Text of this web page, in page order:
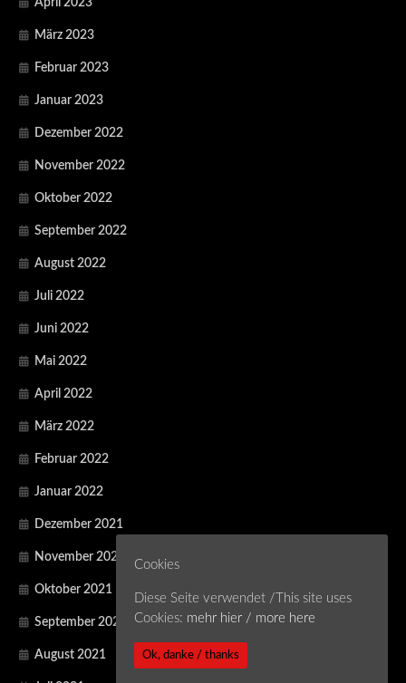
April 2023
März 2023
Februar 2023
Januar 2023
Dezember 2022
November 2022
Oktober 2022
September 2022
August 2022
Juli 2022
Juni 2022
Mai 2022
April 2022
März 2022
Februar 2022
Januar 2022
Dezember 2021
November 2021
Oktober 2021
September 2021
August 2021
Cookies
Diese Seite verwendet /This site uses
Cookies: mehr hier / more here
Ok, danke / thanks